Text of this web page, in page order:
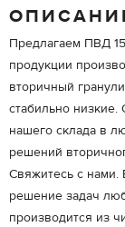
Предлагаем ПВД
продукции
вторичный
стабильно
нашего склада в
решений
Свяжитесь с нами.
решение задач
производится из